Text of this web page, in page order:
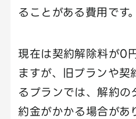
ることがある費用です。
現在は契約解除料が0
ますが、旧プランや契
るプランでは、解約の
約金がかかる場合があ